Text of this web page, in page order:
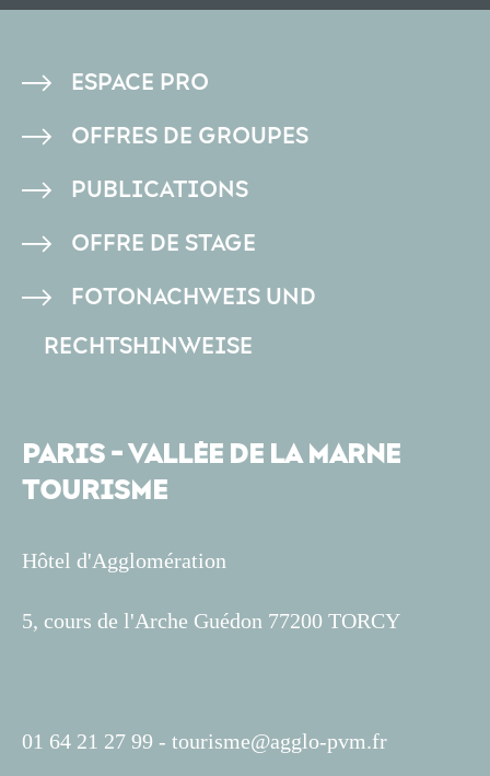
PIED
DE
ESPACE PRO
OFFRES DE GROUPES
PUBLICATIONS
OFFRE DE STAGE
FOTONACHWEIS UND
RECHTSHINWEISE
PARIS - VALLÉE DE LA MARNE
TOURISME
Hôtel d'Agglomération
5, cours de l'Arche Guédon 77200 TORCY
01 64 21 27 99 - tourisme@agglo-pvm.fr